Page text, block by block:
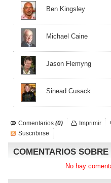
Ben Kingsley
Michael Caine
Jason Flemyng
Sinead Cusack
Comentarios (0) Imprimir
Suscribirse
COMENTARIOS
No hay